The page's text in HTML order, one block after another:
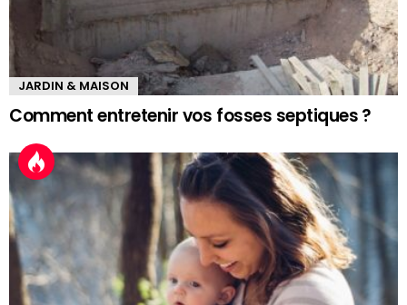
JARDIN & MAISON
Comment entretenir vos fosses septiques ?